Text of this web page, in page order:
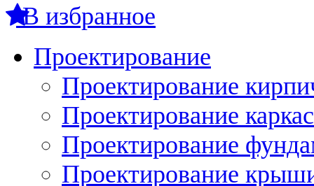
В избранное
Проектирование
Проектирование
Проектирование
Проектирование
Проектирование